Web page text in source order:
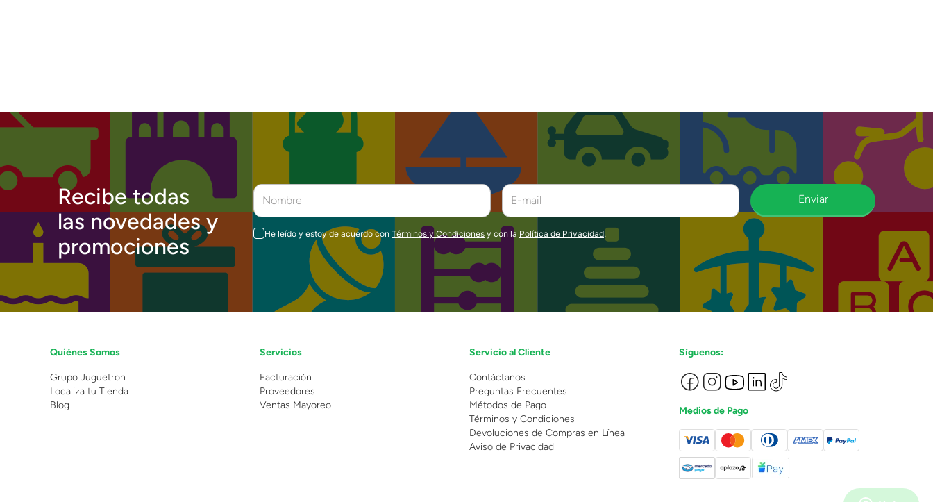
Recibe todas
las novedades y
promociones
Enviar
He leído y estoy de acuerdo con Términos y Condiciones y con la Política de Privacidad.
Quiénes Somos
Grupo Juguetron
Localiza tu Tienda
Blog
Servicios
Facturación
Proveedores
Ventas Mayoreo
Servicio al Cliente
Contáctanos
Preguntas Frecuentes
Métodos de Pago
Términos y Condiciones
Devoluciones de Compras en Línea
Aviso de Privacidad
Síguenos:
Medios de Pago